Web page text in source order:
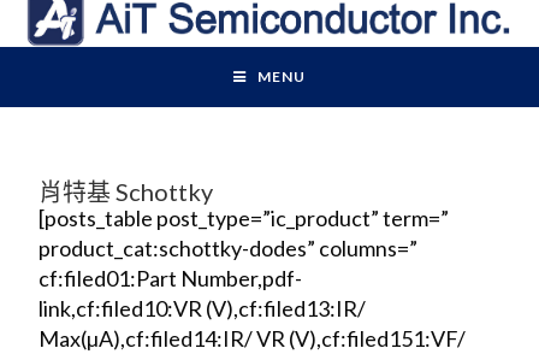
MENU
肖特基 Schottky
[posts_table post_type=”ic_product” term=”
product_cat:schottky-dodes” columns=”
cf:filed01:Part Number,pdf-
link,cf:filed10:VR (V),cf:filed13:IR/
Max(µA),cf:filed14:IR/ VR (V),cf:filed151:VF/